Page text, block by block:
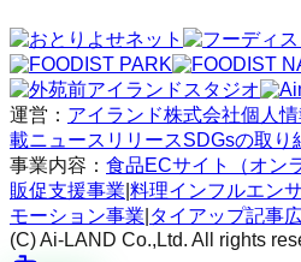
運営： アイランド株式会社個人
載ニュースリリースSDGsの取り
事業内容： 食品ECサイト（オン
販促支援事業 料理インフルエン
モーション事業 タイアップ記事
(C) Ai-LAND Co.,Ltd. All rights